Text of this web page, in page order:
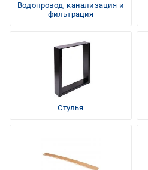
Водопровод, канализация и
фильтрация
Стулья